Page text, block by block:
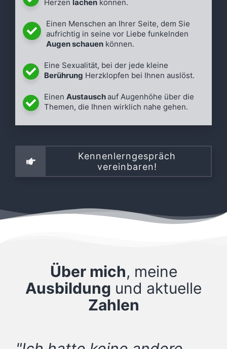
Herzen lachen können.
Einen Menschen an Ihrer Seite, dem Sie
aufrichtig in seine vor Liebe funkelnden
Augen schauen können.
Eine Sexualität, bei der jede kleine
Berührung Herzklopfen bei Ihnen auslöst.
Einen Austauschauf Augenhöhe über die
Themen, die Ihnen wirklich nahe gehen.
Kennenlerngespräch
vereinbaren!
Über mich, meine
Ausbildung und aktuelle
Zahlen